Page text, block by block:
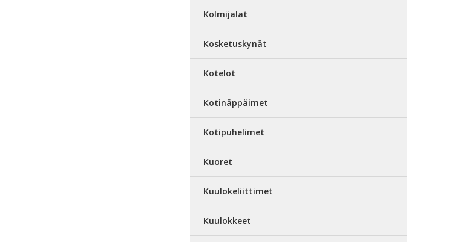
Kolmijalat
Kosketuskynät
Kotelot
Kotinäppäimet
Kotipuhelimet
Kuoret
Kuulokeliittimet
Kuulokkeet